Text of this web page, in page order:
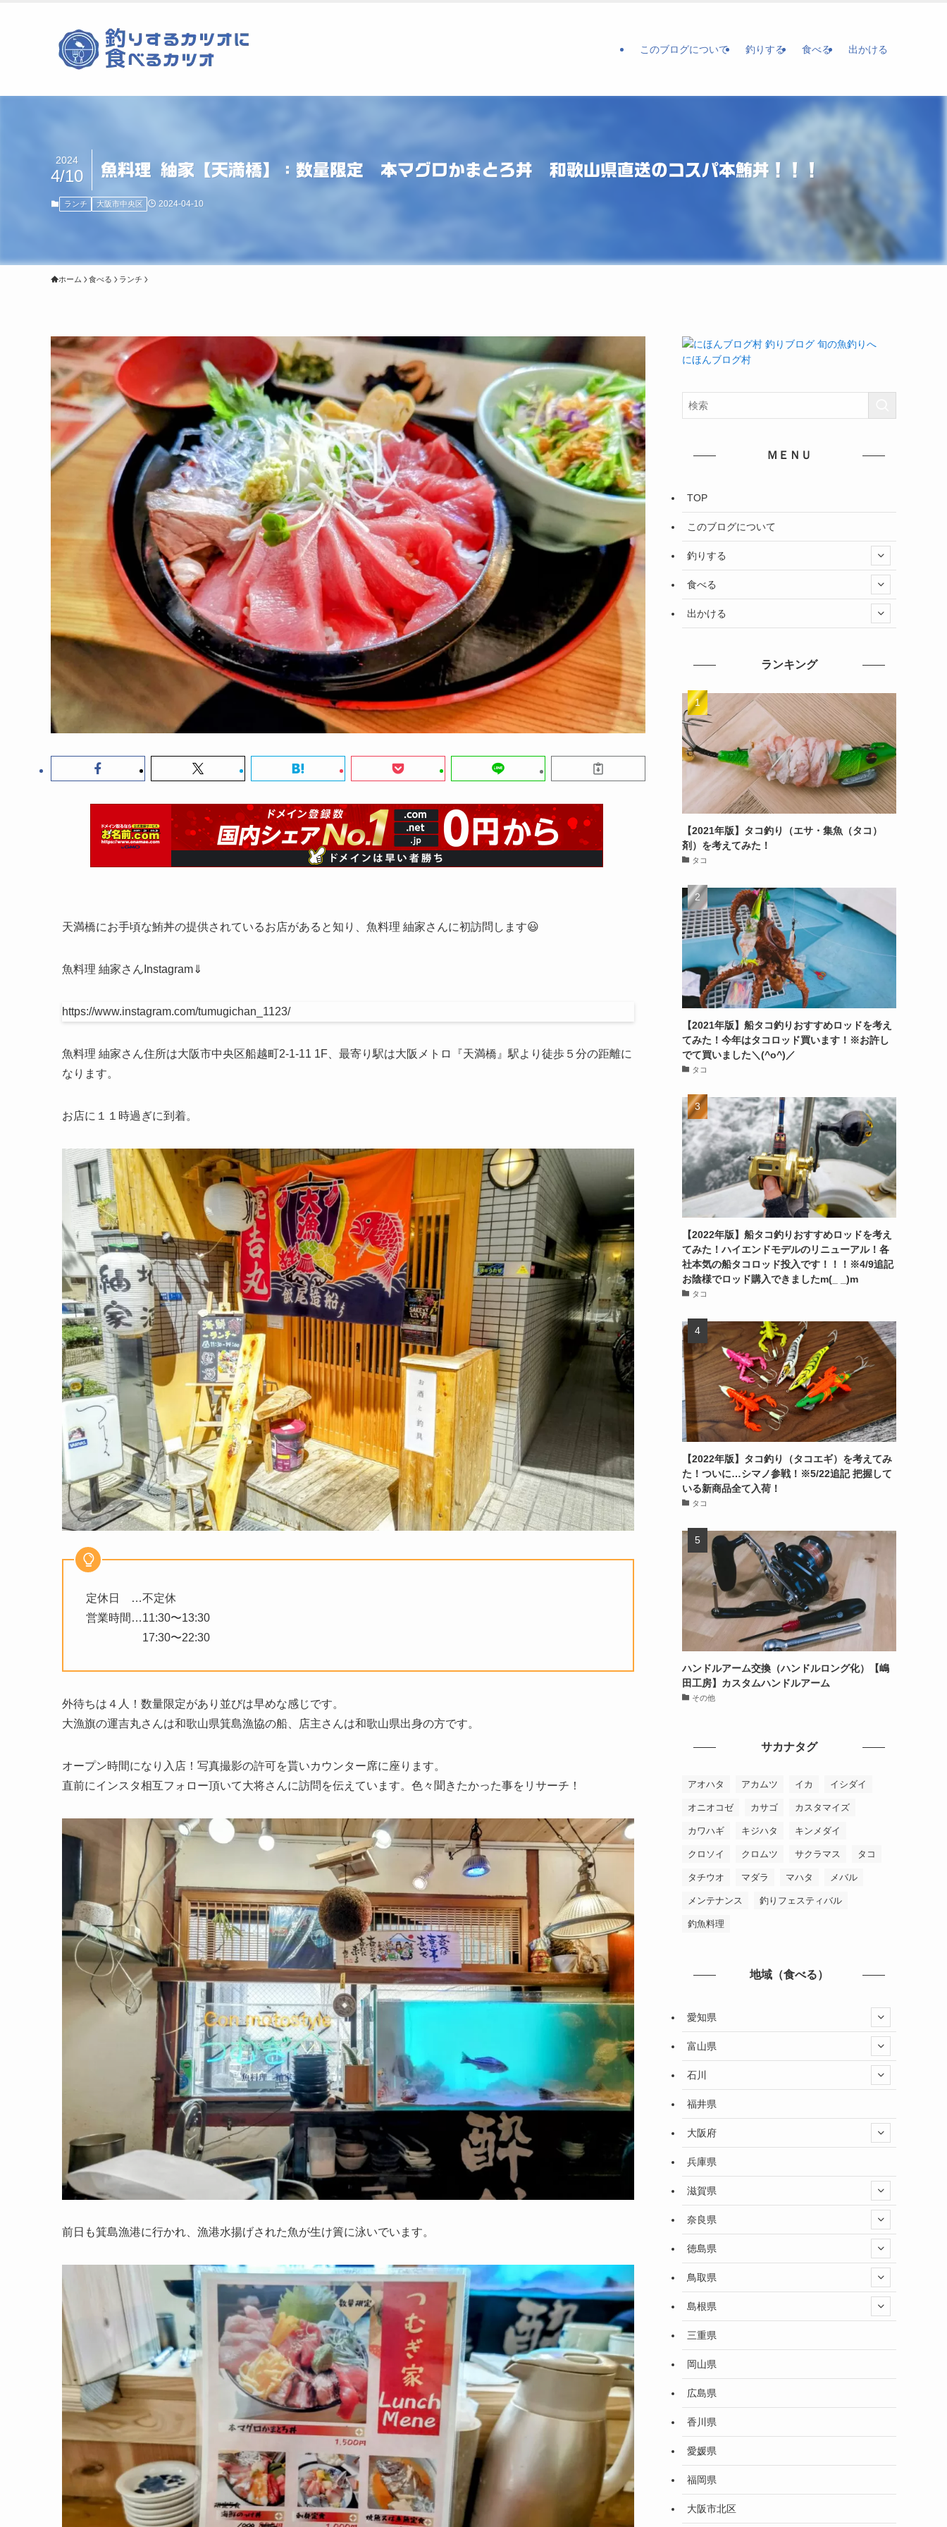
このブログについて 釣りする 食べる 出かける
魚料理 紬家【天満橋】：数量限定 本マグロかまとろ丼 和歌山県直送のコスパ本鮪丼！！！
2024
4/10
ランチ 大阪市中央区 2024-04-10
ホーム 食べる ランチ
天満橋にお手頃な鮪丼の提供されているお店があると知り、魚料理 紬家さんに初訪問します😃
魚料理 紬家さんInstagram⇓
https://www.instagram.com/tumugichan_1123/
魚料理 紬家さん住所は大阪市中央区船越町2-1-11 1F、最寄り駅は大阪メトロ『天満橋』駅より徒歩５分の距離に
なります。
お店に１１時過ぎに到着。
定休日 …不定休
営業時間…11:30〜13:30
17:30〜22:30
外待ちは４人！数量限定があり並びは早めな感じです。
大漁旗の運吉丸さんは和歌山県箕島漁協の船、店主さんは和歌山県出身の方です。
オープン時間になり入店！写真撮影の許可を貰いカウンター席に座ります。
直前にインスタ相互フォロー頂いて大将さんに訪問を伝えています。色々聞きたかった事をリサーチ！
前日も箕島漁港に行かれ、漁港水揚げされた魚が生け簀に泳いでいます。
にほんブログ村
ＭＥＮＵ
TOP
このブログについて
釣りする
食べる
出かける
ランキング
【2021年版】タコ釣り（エサ・集魚（タコ）
剤）を考えてみた！
タコ
【2021年版】船タコ釣りおすすめロッドを考え
てみた！今年はタコロッド買います！※お許し
でて買いました＼(^o^)／
タコ
【2022年版】船タコ釣りおすすめロッドを考え
てみた！ハイエンドモデルのリニューアル！各
社本気の船タコロッド投入です！！！※4/9追記
お陰様でロッド購入できましたm(_ _)m
タコ
【2022年版】タコ釣り（タコエギ）を考えてみ
た！ついに…シマノ参戦！※5/22追記 把握して
いる新商品全て入荷！
タコ
ハンドルアーム交換（ハンドルロング化）【嶋
田工房】カスタムハンドルアーム
その他
サカナタグ
アオハタ アカムツ イカ イシダイ
オニオコゼ カサゴ カスタマイズ
カワハギ キジハタ キンメダイ
クロソイ クロムツ サクラマス タコ
タチウオ マダラ マハタ メバル
メンテナンス 釣りフェスティバル
釣魚料理
地域（食べる）
愛知県
富山県
石川
福井県
大阪府
兵庫県
滋賀県
奈良県
徳島県
鳥取県
島根県
三重県
岡山県
広島県
香川県
愛媛県
福岡県
大阪市北区